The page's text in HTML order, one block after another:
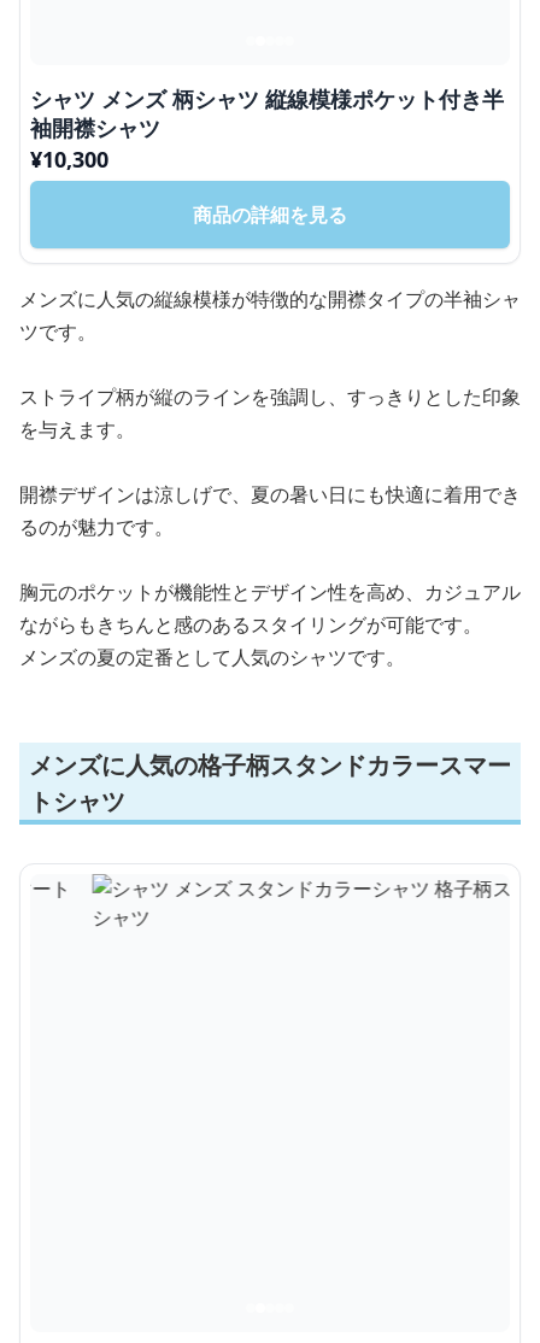
シャツ メンズ 柄シャツ 縦線模様ポケット付き半
袖開襟シャツ
¥10,300
商品の詳細を見る
メンズに人気の縦線模様が特徴的な開襟タイプの半袖シャ
ツです。
ストライプ柄が縦のラインを強調し、すっきりとした印象
を与えます。
開襟デザインは涼しげで、夏の暑い日にも快適に着用でき
るのが魅力です。
胸元のポケットが機能性とデザイン性を高め、カジュアル
ながらもきちんと感のあるスタイリングが可能です。
メンズの夏の定番として人気のシャツです。
メンズに人気の格子柄スタンドカラースマー
トシャツ